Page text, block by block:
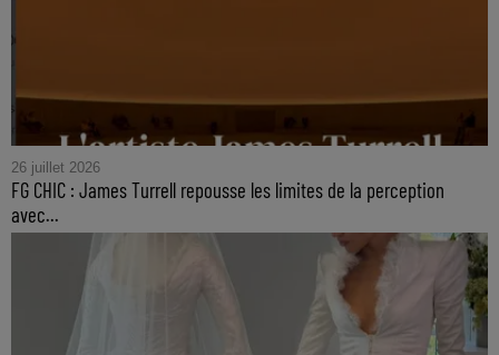
26 juillet 2026
FG CHIC : James Turrell repousse les limites de la perception
avec...